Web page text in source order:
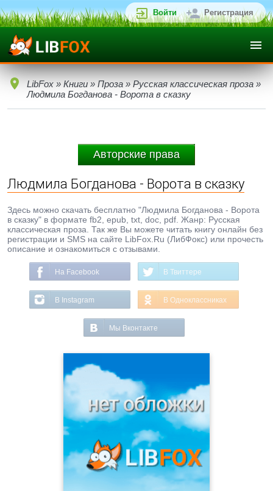
Войти Регистрация
LibFox » Книги » Проза » Русская классическая проза »
Людмила Богданова - Ворота в сказку
Авторские права
Людмила Богданова - Ворота в сказку
Здесь можно скачать бесплатно "Людмила Богданова - Ворота
в сказку" в формате fb2, epub, txt, doc, pdf. Жанр: Русская
классическая проза. Так же Вы можете читать книгу онлайн без
регистрации и SMS на сайте LibFox.Ru (ЛибФокс) или прочесть
описание и ознакомиться с отзывами.
На Facebook В Твиттере
В Instagram В Одноклассниках
Мы Вконтакте